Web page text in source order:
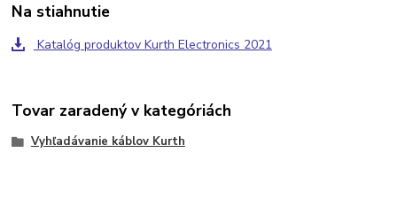
Na stiahnutie
Katalóg produktov Kurth Electronics 2021
Tovar zaradený v kategóriách
Vyhľadávanie káblov Kurth